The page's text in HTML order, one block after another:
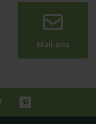
Mail ons
op Instagram
op Twitter
Tuincentrum.nl op